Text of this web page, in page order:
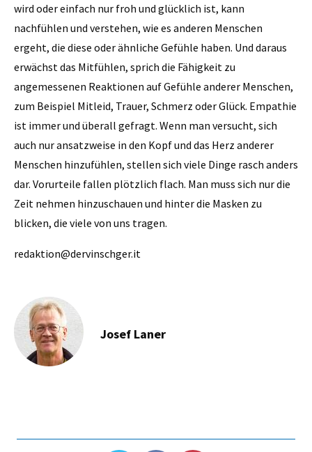
wird oder einfach nur froh und glücklich ist, kann
nachfühlen und verstehen, wie es anderen Menschen
ergeht, die diese oder ähnliche Gefühle haben. Und daraus
erwächst das Mitfühlen, sprich die Fähigkeit zu
angemessenen Reaktionen auf Gefühle anderer Menschen,
zum Beispiel Mitleid, Trauer, Schmerz oder Glück. Empathie
ist immer und überall gefragt. Wenn man versucht, sich
auch nur ansatzweise in den Kopf und das Herz anderer
Menschen hinzufühlen, stellen sich viele Dinge rasch anders
dar. Vorurteile fallen plötzlich flach. Man muss sich nur die
Zeit nehmen hinzuschauen und hinter die Masken zu
blicken, die viele von uns tragen.
redaktion@dervinschger.it
Josef Laner